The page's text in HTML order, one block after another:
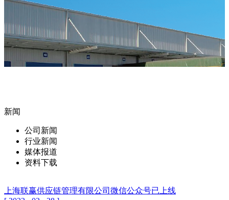
新闻
公司新闻
行业新闻
媒体报道
资料下载
上海联赢供应链管理有限公司微信公众号已上线